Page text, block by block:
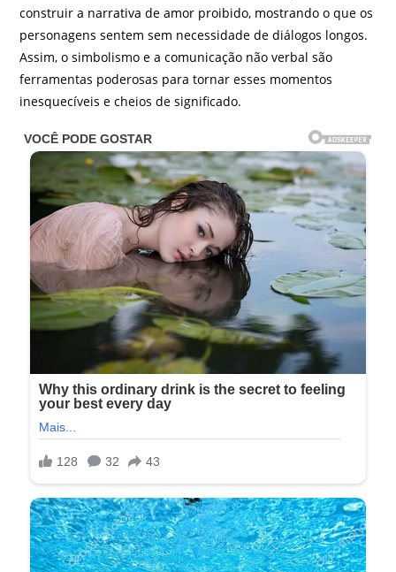
construir a narrativa de amor proibido, mostrando o que os
personagens sentem sem necessidade de diálogos longos.
Assim, o simbolismo e a comunicação não verbal são
ferramentas poderosas para tornar esses momentos
inesquecíveis e cheios de significado.